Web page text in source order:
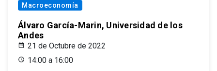
Macroeconomía
Álvaro García-Marin, Universidad de los
Andes
21 de Octubre de 2022
14:00 a 16:00